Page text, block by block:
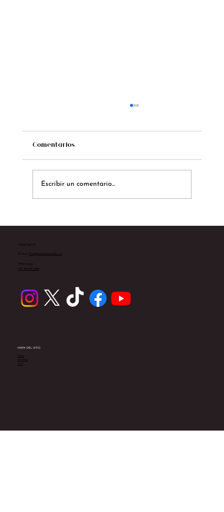
Te presentamos a Sarah Yates
Comentarios
Escribir un comentario...
MAPA DEL SITIO
CM Post
CONTACTO
E-mail: Ceo@cmstudiosweb.com
Whatsapp:
+57 312 231 4196